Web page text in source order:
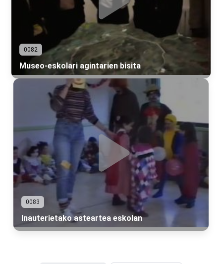
0082
Museo-eskolari agintarien bisita
0083
Inauterietako asteartea eskolan